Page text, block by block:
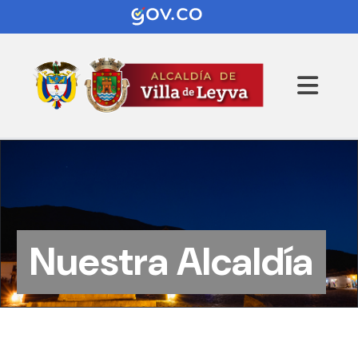
Nuestra Alcaldía